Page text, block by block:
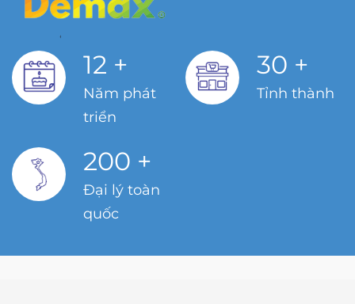
12 +
Năm phát
triển
30 +
Tỉnh thành
200 +
Đại lý toàn
quốc